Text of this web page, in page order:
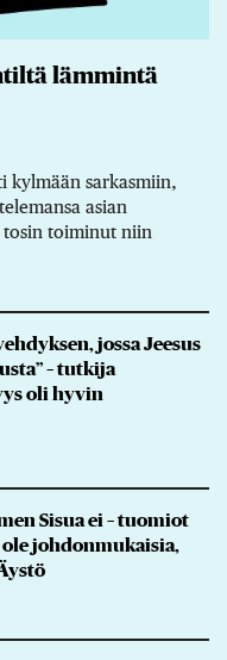
lämmintä
kylmään sarkasmiin,
asian
tosin toiminut niin
jossa Jeesus
– tutkija
oli hyvin
Sisua ei – tuomiot
johdonmukaisia,